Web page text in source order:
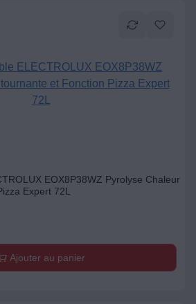
EOX8P38WZ Pyrolyse Chaleur
Expert 72L
Ajouter au panier